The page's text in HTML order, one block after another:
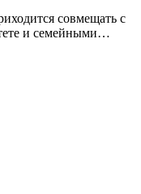
совмещать с
и семейными…